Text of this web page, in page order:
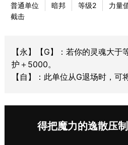
普通单位 暗邦 等级2 力量
截击
【永】【G】：若你的灵魂大
护＋5000。
【自】：此单位从G退场时，可
得把魔力的逸散压制